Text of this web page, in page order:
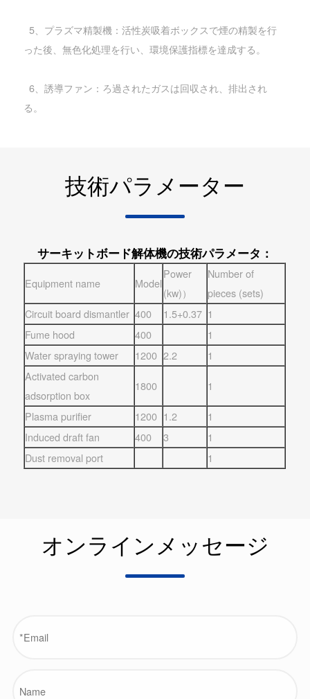
5、プラズマ精製機：活性炭吸着ボックスで煙の精製を行
った後、無色化処理を行い、環境保護指標を達成する。
6、誘導ファン：ろ過されたガスは回収され、排出され
る。
技術パラメーター
サーキットボード解体機の技術パラメータ：
Equipment name Model
Power
(kw)）
Number of
pieces (sets)
Circuit board dismantler 400 1.5+0.37 1
Fume hood
400
1
Water spraying tower
1200 2.2
1
Activated carbon
adsorption box
1800 1
Plasma purifier 1200 1.2
1
Induced draft fan
400 3
1
Dust removal port
1
オンラインメッセージ